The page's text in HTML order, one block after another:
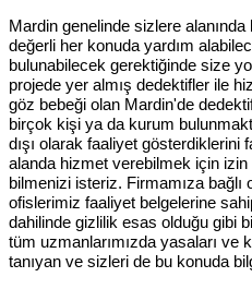
Mardin genelinde sizlere
değerli her konuda yardım
bulunabilecek gerektiğinde size
projede yer almış dedektifler ile
göz bebeği olan Mardin'de
birçok kişi ya da kurum
dışı olarak faaliyet gösterdiklerini
alanda hizmet verebilmek için izin
bilmenizi isteriz. Firmamıza
ofislerimiz faaliyet belgelerine
dahilinde gizlilik esas olduğu gibi
tüm uzmanlarımızda yasaları ve
tanıyan ve sizleri de bu konuda